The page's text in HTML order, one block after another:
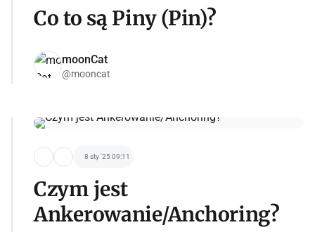
Co to są Piny (Pin)?
moonCat
@mooncat
8 sty '25 09:11
Czym jest
Ankerowanie/Anchoring?